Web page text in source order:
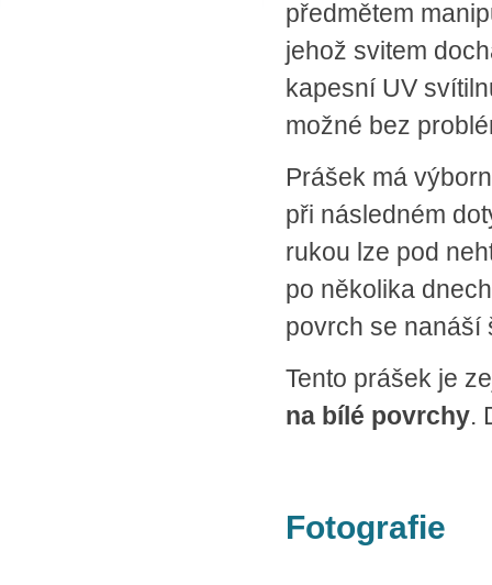
předmětem
jehož svitem
kapesní UV
možné bez
Prášek má
při následném
rukou lze pod
po několika
povrch se nanáší
Tento prášek je
na bílé povrchy.
Fotografie